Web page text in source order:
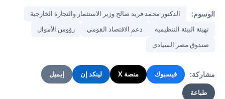
الوسوم:
الدكتور محمد فريد صالح وزير الاستثمار والتجارة الخارجية
تهيئة البيئة التنظيمية
دعم الاقتصاد القومي
رؤوس الأموال
صندوق مصر السيادي
مشاركة: فيسبوك منصة X لينكد إن إيميل
طباعة